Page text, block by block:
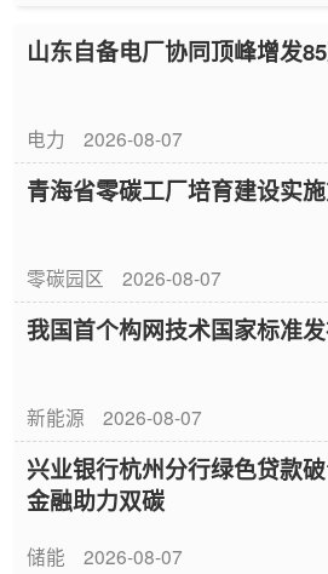
山东自备电厂协同顶峰增发
电力 2026-08-07
青海省零碳工厂培育建设实
零碳园区 2026-08-07
我国首个构网技术国家标准
新能源 2026-08-07
兴业银行杭州分行绿色贷款
金融助力双碳
储能 2026-08-07